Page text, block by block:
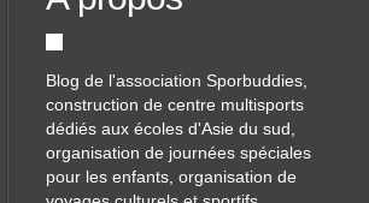
Blog de l'association Sporbuddies,
construction de centre multisports
dédiés aux écoles d'Asie du sud,
organisation de journées spéciales
pour les enfants, organisation de